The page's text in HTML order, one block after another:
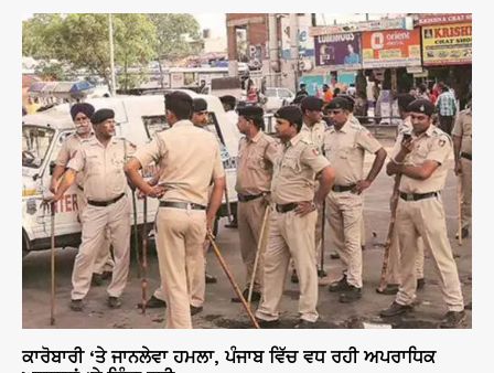
ਕਾਰੋਬਾਰੀ ‘ਤੇ ਜਾਨਲੇਵਾ ਹਮਲਾ, ਪੰਜਾਬ ਵਿੱਚ ਵਧ ਰਹੀ ਅਪਰਾਧਿਕ